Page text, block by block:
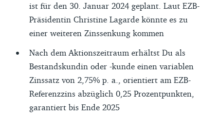
ist für den 30. Januar 2024 geplant. Laut EZB-
Präsidentin Christine Lagarde könnte es zu
einer weiteren Zinssenkung kommen
Nach dem Aktionszeitraum erhältst Du als
Bestandskundin oder -kunde einen variablen
Zinssatz von 2,75% p. a., orientiert am EZB-
Referenzzins abzüglich 0,25 Prozentpunkten,
garantiert bis Ende 2025